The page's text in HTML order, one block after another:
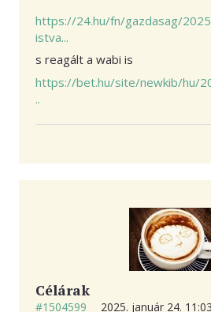
https://24.hu/fn/gazdasag/
istva...
s reagált a wabi is
https://bet.hu/site/newkib/hu/
..
Célárak
#1504599 2025. január 24. 11:03